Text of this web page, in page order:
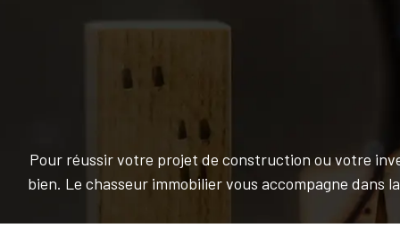
Pour réussir votre projet de construction ou votre
bien. Le chasseur immobilier vous accompagne